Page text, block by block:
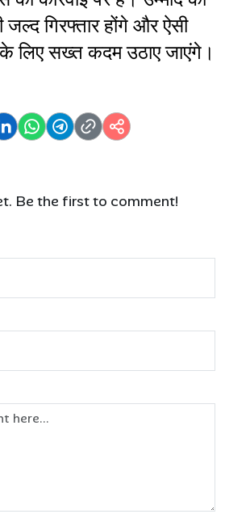
जल्द गिरफ्तार होंगे और ऐसी
लिए सख्त कदम उठाए जाएंगे।
Be the first to comment!